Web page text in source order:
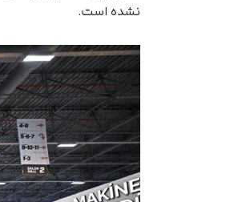
نشده است.